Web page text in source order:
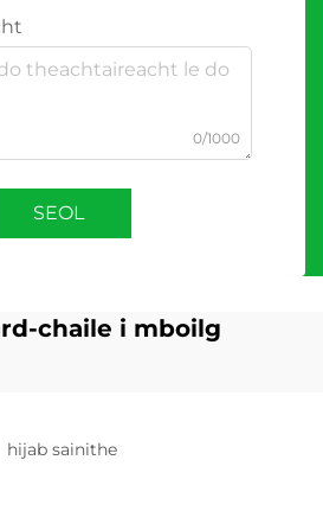
0/1000
SEOL
chaile i mboilg
hijab sainithe